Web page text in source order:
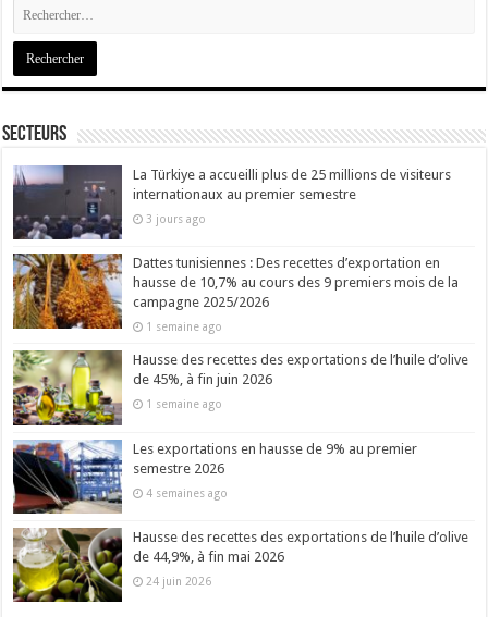
Secteurs
La Türkiye a accueilli plus de 25 millions de visiteurs
internationaux au premier semestre
3 jours ago
Dattes tunisiennes : Des recettes d’exportation en
hausse de 10,7% au cours des 9 premiers mois de la
campagne 2025/2026
1 semaine ago
Hausse des recettes des exportations de l’huile d’olive
de 45%, à fin juin 2026
1 semaine ago
Les exportations en hausse de 9% au premier
semestre 2026
4 semaines ago
Hausse des recettes des exportations de l’huile d’olive
de 44,9%, à fin mai 2026
24 juin 2026